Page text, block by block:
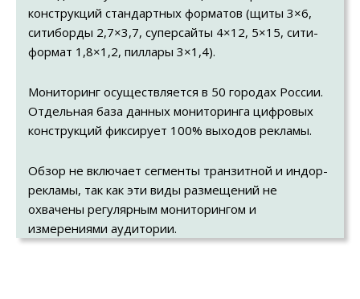
конструкций стандартных форматов (щиты 3×6,
ситиборды 2,7×3,7, суперсайты 4×12, 5×15, сити-
формат 1,8×1,2, пиллары 3×1,4).
Мониторинг осуществляется в 50 городах России.
Отдельная база данных мониторинга цифровых
конструкций фиксирует 100% выходов рекламы.
Обзор не включает сегменты транзитной и индор-
рекламы, так как эти виды размещений не
охвачены регулярным мониторингом и
измерениями аудитории.